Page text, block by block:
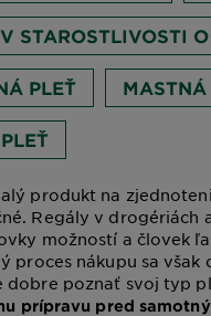
STAROSTLIVOSTI
PLEŤ MASTNÁ
produkt na
Regály v drogériách
možností a človek
proces nákupu sa však
dobre poznať svoj typ
prípravu pred